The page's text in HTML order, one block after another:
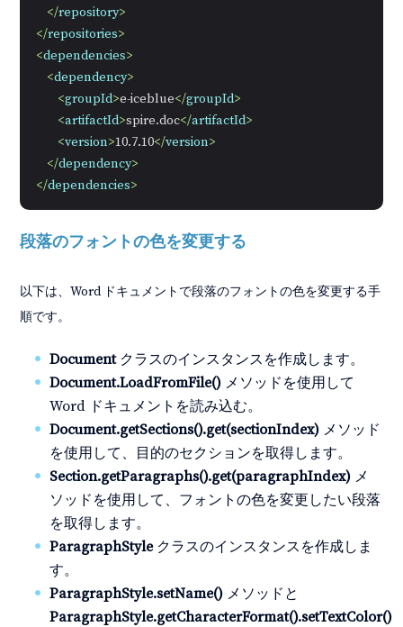
</repository>
</repositories>
<dependencies>
<dependency>
<groupId>e-iceblue</groupId>
<artifactId>spire.doc</artifactId>
<version>10.7.10</version>
</dependency>
</dependencies>
段落のフォントの色を変更する
以下は、Word ドキュメントで段落のフォントの色を変更する手
順です。
Documentクラスのインスタンスを作成します。
Document.LoadFromFile() メソッドを使用して
Word ドキュメントを読み込む。
Document.getSections().get(sectionIndex) メソッド
を使用して、目的のセクションを取得します。
Section.getParagraphs().get(paragraphIndex) メ
ソッドを使用して、フォントの色を変更したい段落
を取得します。
ParagraphStyleクラスのインスタンスを作成しま
す。
ParagraphStyle.setName() メソッドと
ParagraphStyle.getCharacterFormat().setTextColor()